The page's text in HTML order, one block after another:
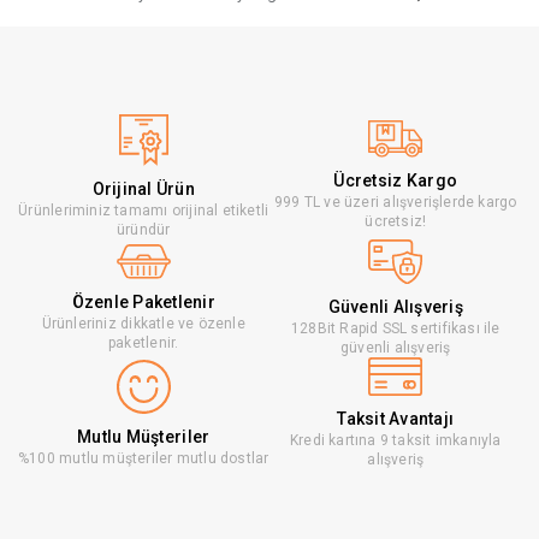
Orijinal Ürün
Ürünleriminiz tamamı orijinal etiketli
üründür
Ücretsiz Kargo
999 TL ve üzeri alışverişlerde kargo
ücretsiz!
Özenle Paketlenir
Ürünleriniz dikkatle ve özenle
paketlenir.
Güvenli Alışveriş
128Bit Rapid SSL sertifikası ile
güvenli alışveriş
Mutlu Müşteriler
%100 mutlu müşteriler mutlu dostlar
Taksit Avantajı
Kredi kartına 9 taksit imkanıyla
alışveriş